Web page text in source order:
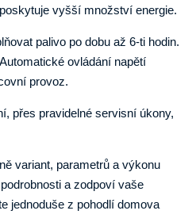
vyšší množství energie.
palivo po dobu až 6-ti hodin.
ovládání napětí
provoz.
přes pravidelné servisní úkony,
variant, parametrů a výkonu
a zodpoví vaše
jednoduše z pohodlí domova